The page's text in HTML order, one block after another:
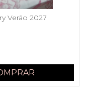
Verão 2027